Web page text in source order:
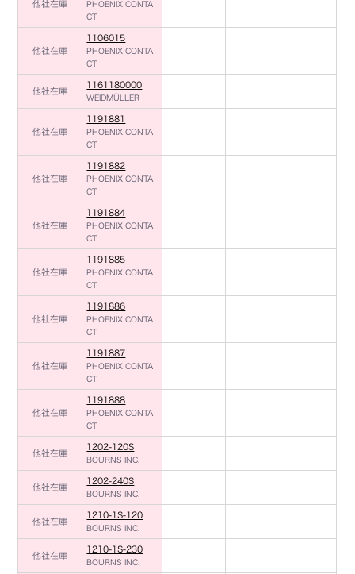
他社在庫
PHOENIX CONTA
CT
他社在庫
1106015
PHOENIX CONTA
CT
他社在庫
1161180000
WEIDMÜLLER
他社在庫
1191881
PHOENIX CONTA
CT
他社在庫
1191882
PHOENIX CONTA
CT
他社在庫
1191884
PHOENIX CONTA
CT
他社在庫
1191885
PHOENIX CONTA
CT
他社在庫
1191886
PHOENIX CONTA
CT
他社在庫
1191887
PHOENIX CONTA
CT
他社在庫
1191888
PHOENIX CONTA
CT
他社在庫
1202-120S
BOURNS INC.
他社在庫
1202-240S
BOURNS INC.
他社在庫
1210-1S-120
BOURNS INC.
他社在庫
1210-1S-230
BOURNS INC.